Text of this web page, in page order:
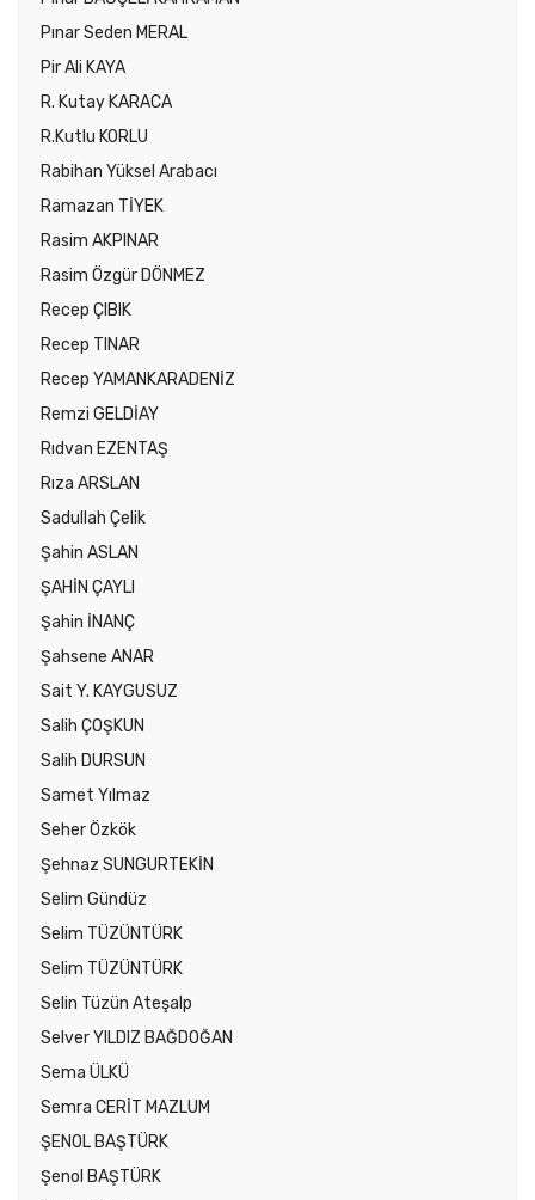
Pınar Seden MERAL
Pir Ali KAYA
R. Kutay KARACA
R.Kutlu KORLU
Rabihan Yüksel Arabacı
Ramazan TİYEK
Rasim AKPINAR
Rasim Özgür DÖNMEZ
Recep ÇIBIK
Recep TINAR
Recep YAMANKARADENİZ
Remzi GELDİAY
Rıdvan EZENTAŞ
Rıza ARSLAN
Sadullah Çelik
Şahin ASLAN
ŞAHİN ÇAYLI
Şahin İNANÇ
Şahsene ANAR
Sait Y. KAYGUSUZ
Salih ÇOŞKUN
Salih DURSUN
Samet Yılmaz
Seher Özkök
Şehnaz SUNGURTEKİN
Selim Gündüz
Selim TÜZÜNTÜRK
Selim TÜZÜNTÜRK
Selin Tüzün Ateşalp
Selver YILDIZ BAĞDOĞAN
Sema ÜLKÜ
Semra CERİT MAZLUM
ŞENOL BAŞTÜRK
Şenol BAŞTÜRK